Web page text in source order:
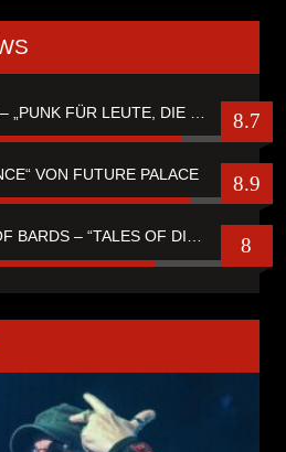
8.7
VON FUTURE PALACE 8.9
REVIEW: CRUSADE OF BARDS – “TALES OF DISTANT WORLDS“ 8